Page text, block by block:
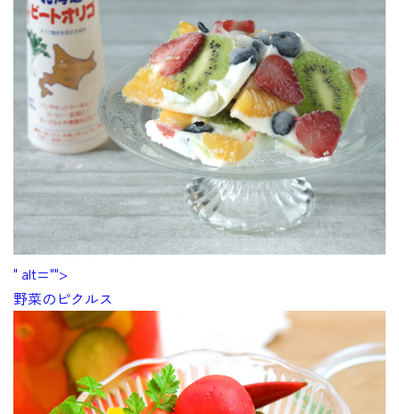
" alt="">
野菜のピクルス